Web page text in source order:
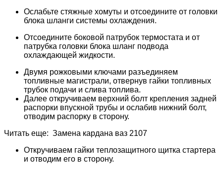
Ослабьте стяжные хомуты и отсоедините от головки
блока шланги системы охлаждения.
Отсоедините боковой патрубок термостата и от
патрубка головки блока шланг подвода
охлаждающей жидкости.
Двумя рожковыми ключами разъединяем
топливные магистрали, отвернув гайки топливных
трубок подачи и слива топлива.
Далее откручиваем верхний болт крепления задней
распорки впускной трубы и ослабив нижний болт,
отводим распорку в сторону.
Читать еще: Замена кардана ваз 2107
Откручиваем гайки теплозащитного щитка стартера
и отводим его в сторону.